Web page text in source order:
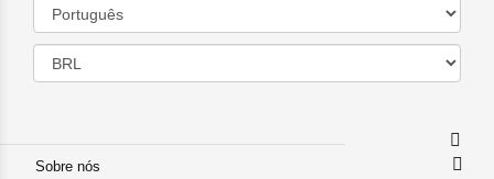
Sobre nós